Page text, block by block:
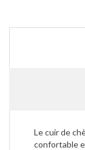
Le cuir de
confortable